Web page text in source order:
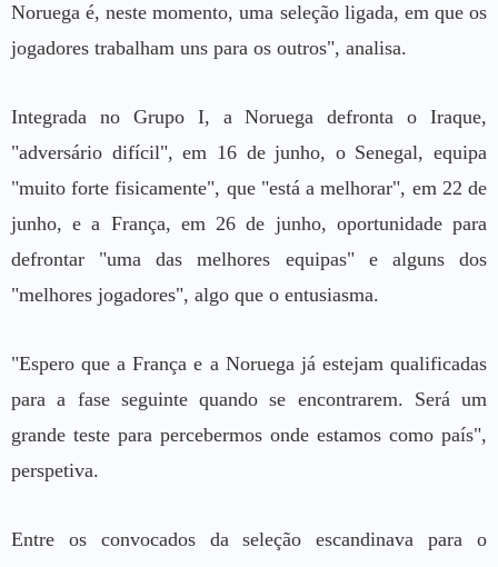
Noruega é, neste momento, uma seleção ligada, em que os
jogadores trabalham uns para os outros", analisa.
Integrada no Grupo I, a Noruega defronta o Iraque,
"adversário difícil", em 16 de junho, o Senegal, equipa
"muito forte fisicamente", que "está a melhorar", em 22 de
junho, e a França, em 26 de junho, oportunidade para
defrontar "uma das melhores equipas" e alguns dos
"melhores jogadores", algo que o entusiasma.
"Espero que a França e a Noruega já estejam qualificadas
para a fase seguinte quando se encontrarem. Será um
grande teste para percebermos onde estamos como país",
perspetiva.
Entre os convocados da seleção escandinava para o